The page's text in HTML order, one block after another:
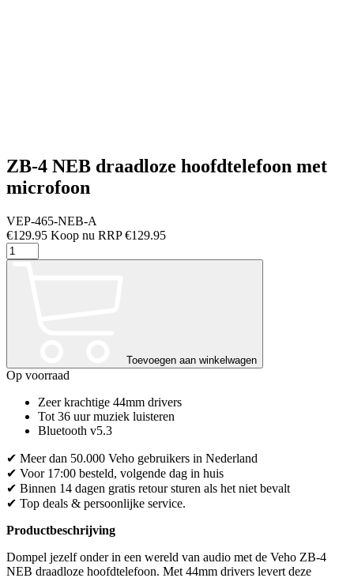
ZB-4 NEB draadloze hoofdtelefoon met
microfoon
VEP-465-NEB-A
€129.95 RRP€129.95
ZB-
4
Toevoegen aan winkelwagen
Op voorraad
Zeer krachtige 44mm drivers
Tot 36 uur muziek luisteren
Bluetooth v5.3
✔ Meer dan 50.000 Veho gebruikers in Nederland
✔ Voor 17:00 besteld, volgende dag in huis
✔ Binnen 14 dagen gratis retour sturen als het niet bevalt
✔ Top deals & persoonlijke service.
Productbeschrijving
Dompel jezelf onder in een wereld van audio met de Veho ZB-4
NEB draadloze hoofdtelefoon. Met 44mm drivers levert deze